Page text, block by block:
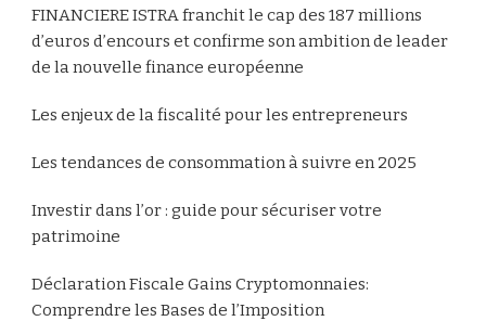
FINANCIERE ISTRA franchit le cap des 187 millions
d’euros d’encours et confirme son ambition de leader
de la nouvelle finance européenne
Les enjeux de la fiscalité pour les entrepreneurs
Les tendances de consommation à suivre en 2025
Investir dans l’or : guide pour sécuriser votre
patrimoine
Déclaration Fiscale Gains Cryptomonnaies:
Comprendre les Bases de l’Imposition